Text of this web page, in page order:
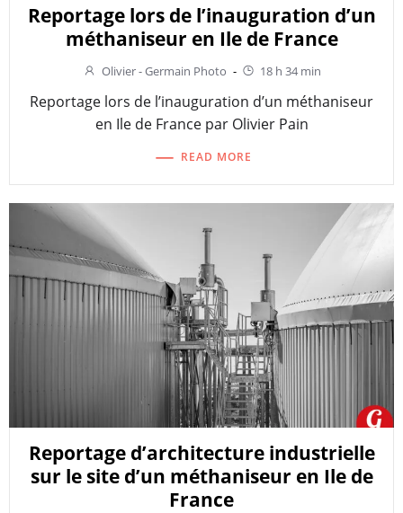
Reportage lors de l’inauguration d’un
méthaniseur en Ile de France
Olivier - Germain Photo - 18 h 34 min
Reportage lors de l’inauguration d’un méthaniseur
en Ile de France par Olivier Pain
READ MORE
Reportage d’architecture industrielle
sur le site d’un méthaniseur en Ile de
France